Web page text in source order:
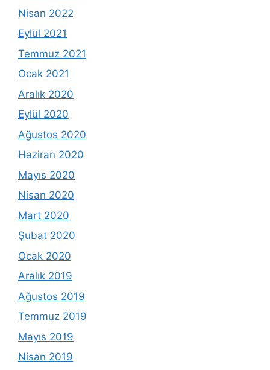
Nisan 2022
Eylül 2021
Temmuz 2021
Ocak 2021
Aralık 2020
Eylül 2020
Ağustos 2020
Haziran 2020
Mayıs 2020
Nisan 2020
Mart 2020
Şubat 2020
Ocak 2020
Aralık 2019
Ağustos 2019
Temmuz 2019
Mayıs 2019
Nisan 2019